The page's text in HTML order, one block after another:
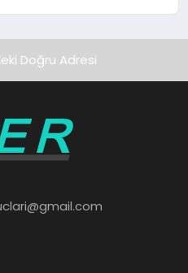
Doğru Adresi